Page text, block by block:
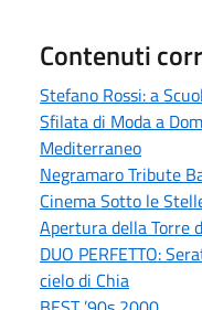
Contenuti
Stefano Rossi: a
Sfilata di Moda a
Mediterraneo
Negramaro Tribute
Cinema Sotto le
Apertura della Torre
DUO PERFETTO:
cielo di Chia